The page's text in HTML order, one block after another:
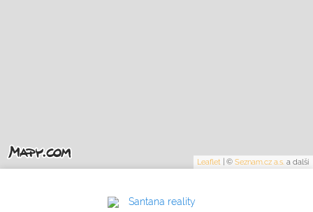
Leaflet ©Seznam.cz a.s. a další